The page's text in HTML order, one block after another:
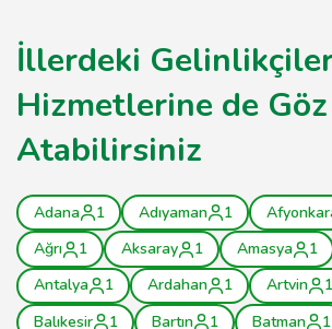
İllerdeki
Hizmetlerine de Göz
Atabilirsiniz
Adana 1 Adıyaman 1
Ağrı
1 Aksaray 1 Amasya 1
Antalya
1 Ardahan 1 Artvin 1
Balıkesir
1 Bartın 1 Batman 1